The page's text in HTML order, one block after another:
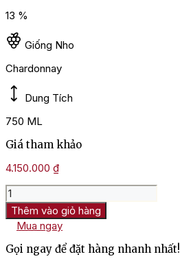
13 %
Giống Nho
Chardonnay
Dung Tích
750 ML
Giá tham khảo
4.150.000 ₫
Rượu
vang
Pháp
William
Fevre
Chablis
Thêm vào giỏ hàng
Mua ngay
Gọi ngay để đặt hàng nhanh nhất!